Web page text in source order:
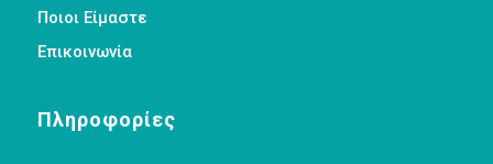
Ποιοι Είμαστε
Επικοινωνία
Πληροφορίες